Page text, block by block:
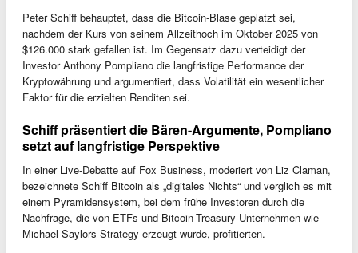
Peter Schiff behauptet, dass die Bitcoin-Blase geplatzt sei,
nachdem der Kurs von seinem Allzeithoch im Oktober 2025 von
$126.000 stark gefallen ist. Im Gegensatz dazu verteidigt der
Investor Anthony Pompliano die langfristige Performance der
Kryptowährung und argumentiert, dass Volatilität ein wesentlicher
Faktor für die erzielten Renditen sei.
Schiff präsentiert die Bären-Argumente, Pompliano
setzt auf langfristige Perspektive
In einer Live-Debatte auf Fox Business, moderiert von Liz Claman,
bezeichnete Schiff Bitcoin als „digitales Nichts“ und verglich es mit
einem Pyramidensystem, bei dem frühe Investoren durch die
Nachfrage, die von ETFs und Bitcoin-Treasury-Unternehmen wie
Michael Saylors Strategy erzeugt wurde, profitierten.